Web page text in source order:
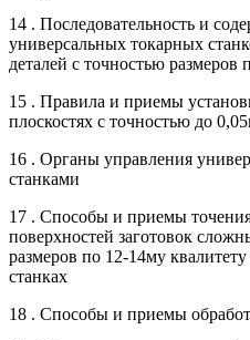
14 . Последовательность и
универсальных токарных
деталей с точностью размеров
15 . Правила и приемы
плоскостях с точностью до
16 . Органы управления
станками
17 . Способы и приемы
поверхностей заготовок
размеров по 12-14му
станках
18 . Способы и приемы